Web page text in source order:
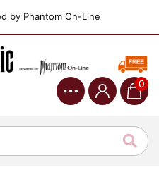
by Phantom On-Line
0